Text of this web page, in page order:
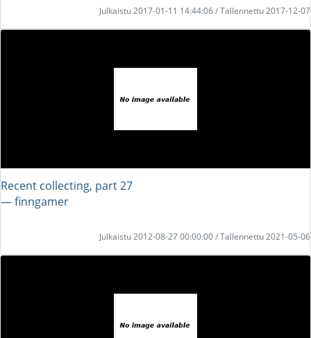
Julkaistu 2017-01-11 14:44:06 / Tallennettu 2017-12-07
Recent collecting, part 27
― finngamer
Julkaistu 2012-08-27 00:00:00 / Tallennettu 2021-05-06